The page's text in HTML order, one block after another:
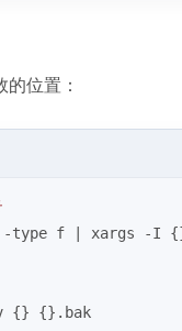
位置：
-type f | xargs -I
{} {}.bak